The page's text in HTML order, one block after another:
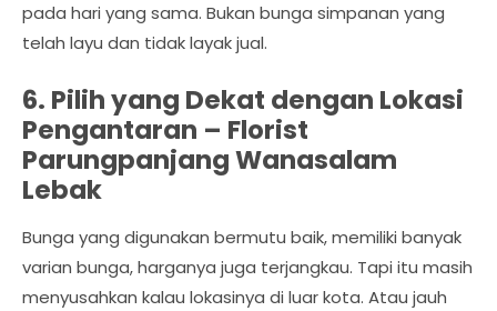
pada hari yang sama. Bukan bunga simpanan yang
telah layu dan tidak layak jual.
6. Pilih yang Dekat dengan Lokasi
Pengantaran – Florist
Parungpanjang Wanasalam
Lebak
Bunga yang digunakan bermutu baik, memiliki banyak
varian bunga, harganya juga terjangkau. Tapi itu masih
menyusahkan kalau lokasinya di luar kota. Atau jauh